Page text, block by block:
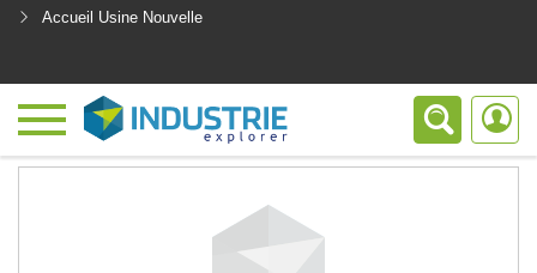
Accueil Usine Nouvelle